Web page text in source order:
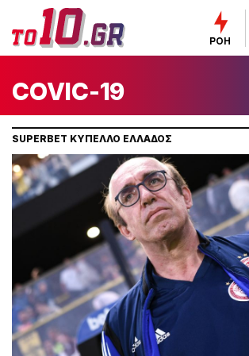
ΡΟΗ
COVIC-19
SUPERBET ΚΥΠΕΛΛΟ ΕΛΛΑΔΟΣ